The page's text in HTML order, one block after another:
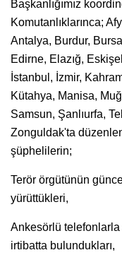
Başkanlığımız
Komutanlıklarınca;
Antalya, Burdur,
Edirne, Elazığ,
İstanbul, İzmir,
Kütahya, Manisa,
Samsun, Şanlıurfa,
Zonguldak'ta
şüphelilerin;
Terör örgütünün
yürüttükleri,
Ankesörlü
irtibatta bulundukları,